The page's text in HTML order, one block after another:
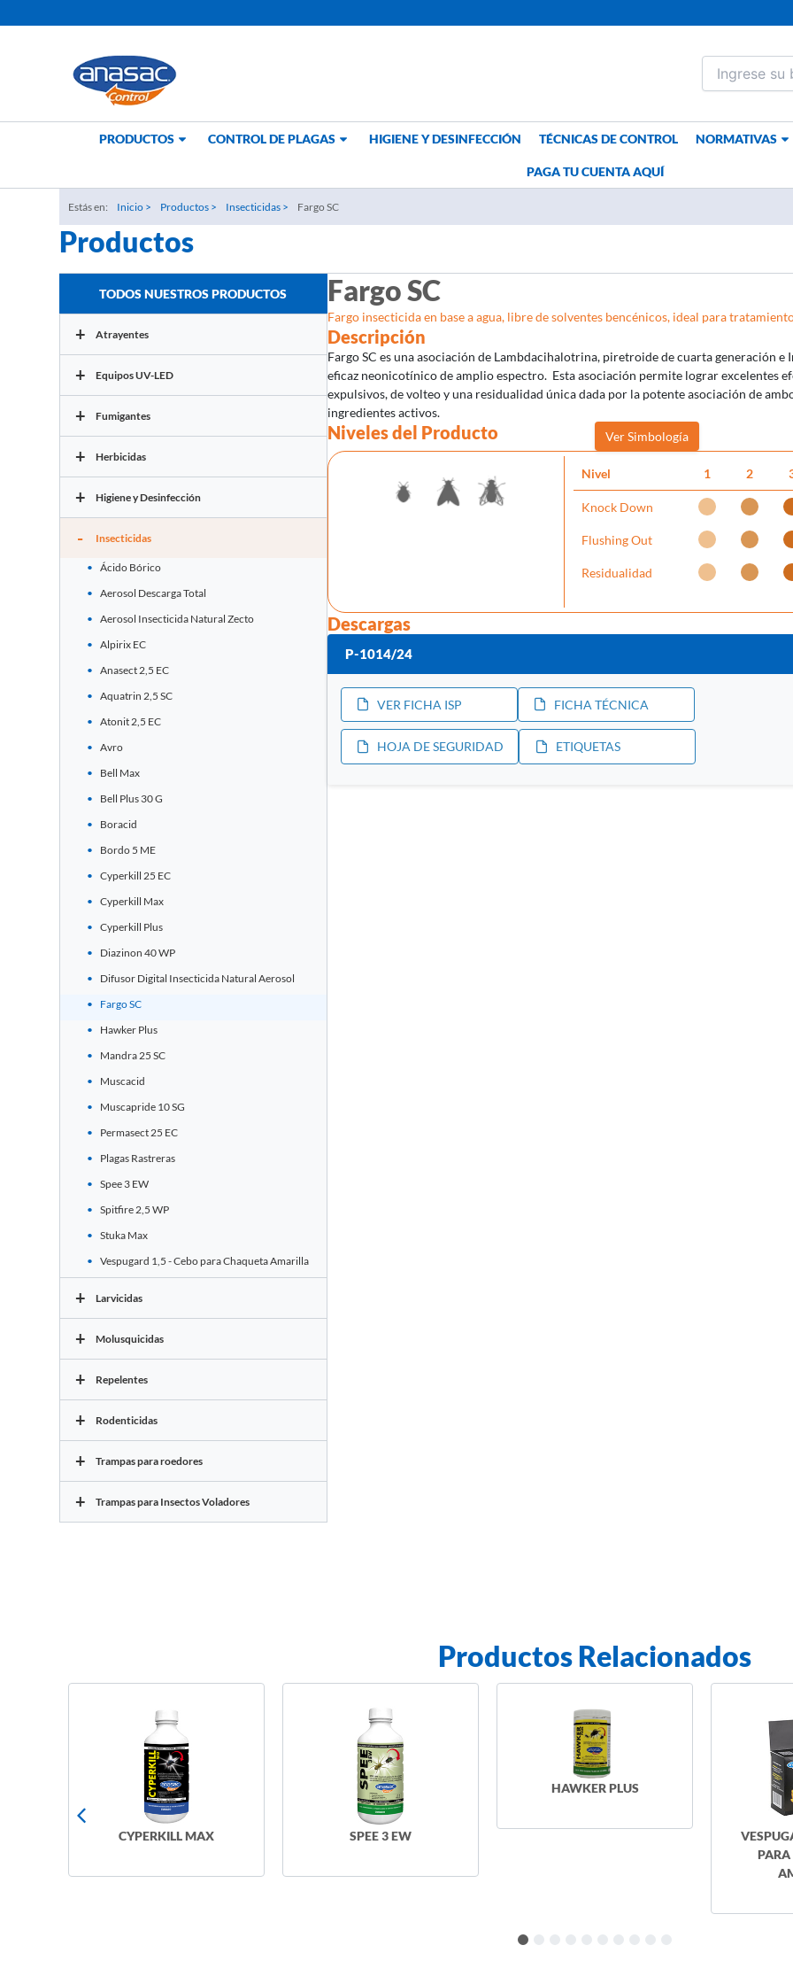
al
PRODUCTOS CONTROL DE PLAGAS HIGIENE Y DESINFECCIÓN TÉCNICAS DE CONTROL NORMATIVAS
PAGA TU CUENTA AQUÍ
Estás en: Inicio > Productos > Insecticidas > Fargo SC
Productos
TODOS NUESTROS PRODUCTOS
+ Atrayentes
+ Equipos UV-LED
+ Fumigantes
+ Herbicidas
+ Higiene y Desinfección
- Insecticidas
Ácido Bórico
Aerosol Descarga Total
Aerosol Insecticida Natural Zecto
Alpirix EC
Anasect 2,5 EC
Aquatrin 2,5 SC
Atonit 2,5 EC
Avro
Bell Max
Bell Plus 30 G
Boracid
Bordo 5 ME
Cyperkill 25 EC
Cyperkill Max
Cyperkill Plus
Diazinon 40 WP
Difusor Digital Insecticida Natural Aerosol
Fargo SC
Hawker Plus
Mandra 25 SC
Muscacid
Muscapride 10 SG
Permasect 25 EC
Plagas Rastreras
Spee 3 EW
Spitfire 2,5 WP
Stuka Max
Vespugard 1,5 - Cebo para Chaqueta Amarilla
+ Larvicidas
+ Molusquicidas
+ Repelentes
+ Rodenticidas
+ Trampas para roedores
+ Trampas para Insectos Voladores
Fargo SC
Fargo insecticida en base a agua, libre de solventes bencénicos, ideal para
Descripción
Fargo SC es una asociación de Lambdacihalotrina, piretroide de cuarta generación e
eficaz neonicotínico de amplio espectro. Esta asociación permite lograr excelentes
expulsivos, de volteo y una residualidad única dada por la potente asociación de
ingredientes activos.
Niveles del Producto Ver Simbología
Nivel 1 2
Knock Down
Flushing Out
Residualidad
Descargas
P-1014/24
VER FICHA ISP FICHA TÉCNICA
HOJA DE SEGURIDAD ETIQUETAS
Productos Relacionados
SPEE 3 EW
HAWKER PLUS